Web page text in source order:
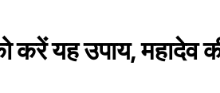
यह उपाय, महादेव